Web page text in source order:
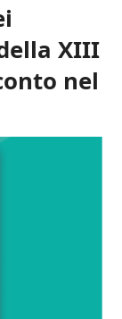
XIII
nel